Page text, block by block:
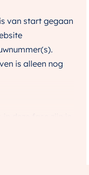
van start gegaan
is alleen nog
speels karakter.